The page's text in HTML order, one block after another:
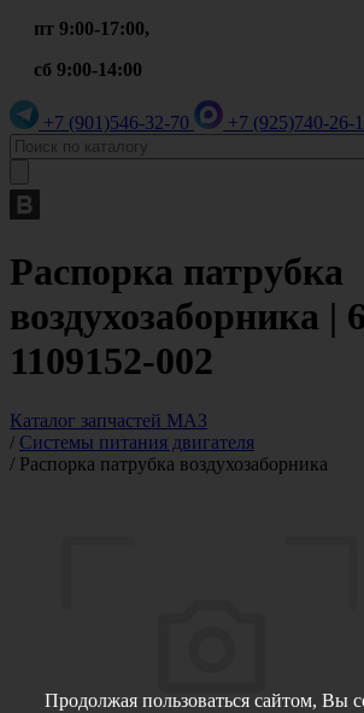
пт 9:00-17:00,
сб 9:00-14:00
+7 (901)546-32-70 +7 (925)740-26-
Распорка патрубка
воздухозаборника |
1109152-002
Каталог запчастей МАЗ
/ Системы питания двигателя
/ Распорка патрубка воздухозаборника
Продолжая пользоваться сайтом, Вы